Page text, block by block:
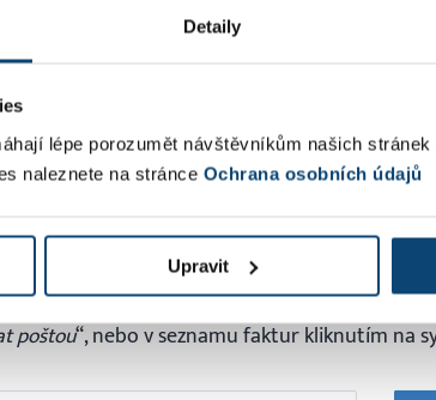
Detaily
lépe porozumět návštěvníkům našich
naleznete na stránce Ochrana osobních údajů
Upravit
Všechno ostatní už potom uděláme za vás.
se pustit do odesílání. V náhledu
poštou“, nebo v seznamu faktur kliknutím na